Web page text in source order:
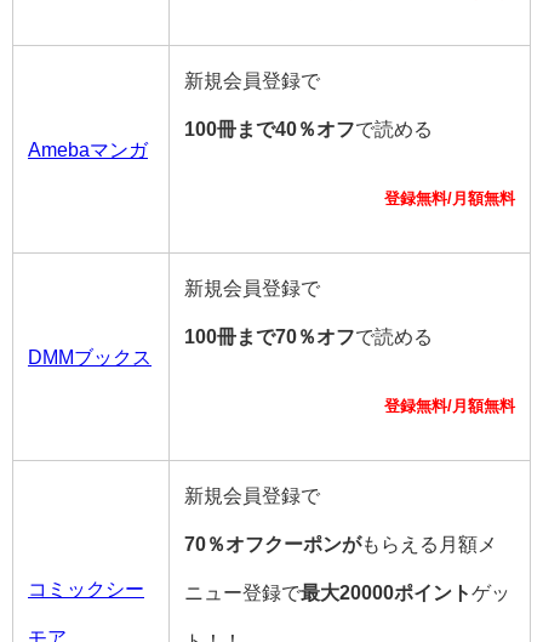
Amebaマンガ
新規会員登録で
100冊まで40％オフで読める
登録無料/月額無料
DMMブックス
新規会員登録で
100冊まで70％オフで読める
登録無料/月額無料
コミックシー
モア
新規会員登録で
70％オフクーポンがもらえる月額メ
ニュー登録で最大20000ポイントゲッ